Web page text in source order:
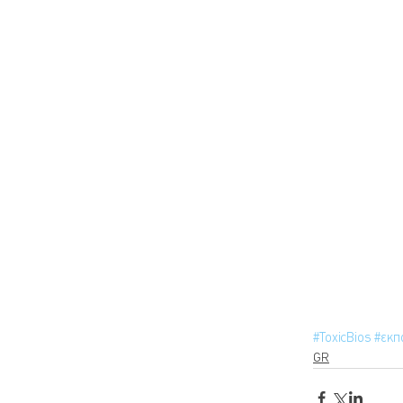
#ToxicBios
GR